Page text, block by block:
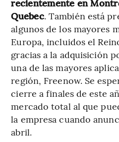
recientemente en
Quebec. También está
algunos de los mayores
Europa, incluidos el
gracias a la adquisición
una de las mayores
región, Freenow. Se
cierre a finales de este
mercado total al que
la empresa cuando
abril.